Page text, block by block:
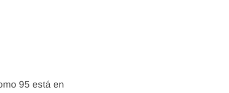
95 está en